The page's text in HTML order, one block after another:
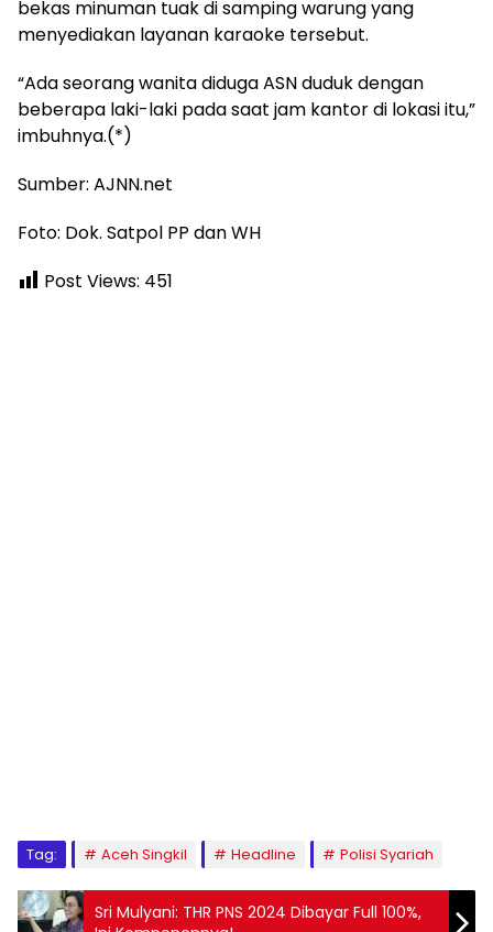
bekas minuman tuak di samping warung yang
menyediakan layanan karaoke tersebut.
“Ada seorang wanita diduga ASN duduk dengan
beberapa laki-laki pada saat jam kantor di lokasi itu,”
imbuhnya.(*)
Sumber: AJNN.net
Foto: Dok. Satpol PP dan WH
Post Views: 451
Tag: Aceh Singkil Headline Polisi Syariah
Sri Mulyani: THR PNS 2024 Dibayar Full 100%,